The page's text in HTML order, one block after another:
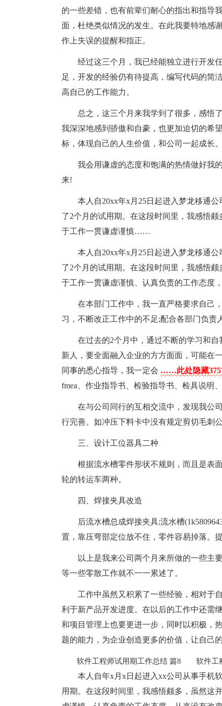
的一些差错，也有前辈们耐心的指出和指导
面，杜绝类似情况的发生。在此我要特地感
作上失误的提醒和指正。
经过这三个月，我已经能独立进行开发
足，开发的经验仍有待提高，编写代码的简
高自己的工作能力。
总之，这三个月来我学到了很多，感悟
我深深地感到骄傲和自豪，也更加迫切的希
标，体现自己的人生价值，和公司一起成长。
我会用谦虚的态度和饱满的热情做好我
来!
本人自20xx年x月25日起进入梦龙移通
了2个月的试用期。在这段时间里，我感悟
于工作一贯谦虚谨慎……
本人自20xx年x月25日起进入梦龙移通
了2个月的试用期。在这段时间里，我感悟
于工作一贯谦虚谨慎、认真负责的工作态度
在本部门工作中，我一直严格要求自己
习，不断改正工作中的不足;配合各部门负责
在过去的2个月中，通过不断的学习和
新人，要全面融入企业的方方面面，可能在
同事的悉心指导，我一定会 ……此处隐藏
fmea、作业指导书、检验指导书、检具说明
在与公司同行的互相交流中，发现我公
行完善。如冲压下料卡中没有规定剪切毛刺公
三、设计工位器具二种
根据流水槽零件形状不规则，而且是表
轮的转运车两种。
四、焊接夹具改造
后流水槽总成焊接夹具;流水槽
置，靠压弯部定位放不住，零件容易掉落。
以上是我来公司两个月来所做的一些主
等一些零散工作就不一一累述了。
工作中虽然又积累了一些经验，相对于
利于新产品开发进度。在以后的工作中还需
和项目管理上也要更进一步，同时以积极，
题的能力，为企业创造更多的价值，让自己
软件工程师试用期工作总结 篇8
本人自年x月x日起进入xx公司从事手机
用期。在这段时间里，我感悟颇多，虽然这
软件工程